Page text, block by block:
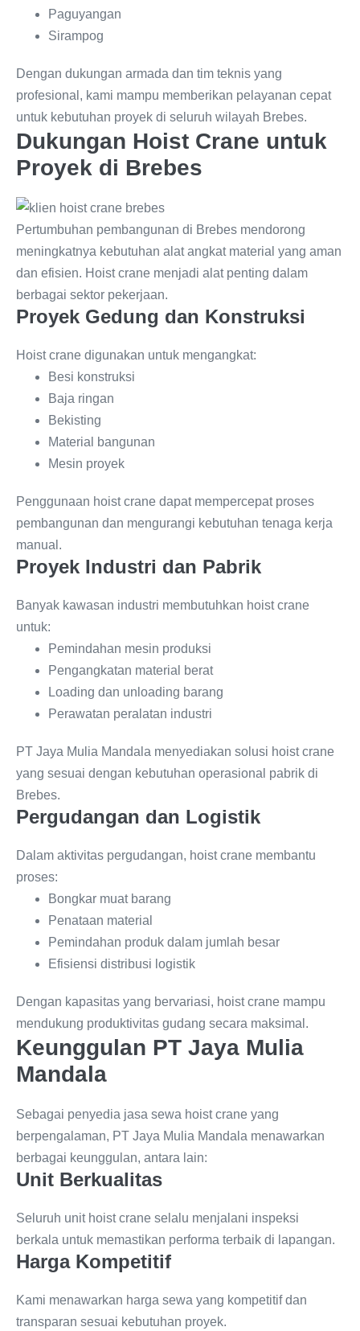
Paguyangan
Sirampog
Dengan dukungan armada dan tim teknis yang
profesional, kami mampu memberikan pelayanan cepat
untuk kebutuhan proyek di seluruh wilayah Brebes.
Dukungan Hoist Crane untuk
Proyek di Brebes
Pertumbuhan pembangunan di Brebes mendorong
meningkatnya kebutuhan alat angkat material yang aman
dan efisien. Hoist crane menjadi alat penting dalam
berbagai sektor pekerjaan.
Proyek Gedung dan Konstruksi
Hoist crane digunakan untuk mengangkat:
Besi konstruksi
Baja ringan
Bekisting
Material bangunan
Mesin proyek
Penggunaan hoist crane dapat mempercepat proses
pembangunan dan mengurangi kebutuhan tenaga kerja
manual.
Proyek Industri dan Pabrik
Banyak kawasan industri membutuhkan hoist crane
untuk:
Pemindahan mesin produksi
Pengangkatan material berat
Loading dan unloading barang
Perawatan peralatan industri
PT Jaya Mulia Mandala menyediakan solusi hoist crane
yang sesuai dengan kebutuhan operasional pabrik di
Brebes.
Pergudangan dan Logistik
Dalam aktivitas pergudangan, hoist crane membantu
proses:
Bongkar muat barang
Penataan material
Pemindahan produk dalam jumlah besar
Efisiensi distribusi logistik
Dengan kapasitas yang bervariasi, hoist crane mampu
mendukung produktivitas gudang secara maksimal.
Keunggulan PT Jaya Mulia
Mandala
Sebagai penyedia jasa sewa hoist crane yang
berpengalaman, PT Jaya Mulia Mandala menawarkan
berbagai keunggulan, antara lain:
Unit Berkualitas
Seluruh unit hoist crane selalu menjalani inspeksi
berkala untuk memastikan performa terbaik di lapangan.
Harga Kompetitif
Kami menawarkan harga sewa yang kompetitif dan
transparan sesuai kebutuhan proyek.